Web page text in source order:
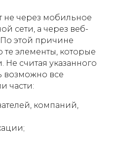
не через мобильное
сети, а через веб-
этой причине
те элементы, которые
считая указанного
возможно все
части:
компаний,